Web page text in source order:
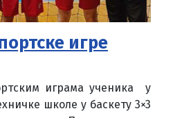
игре
играма ученика у
школе у баскету 3×3